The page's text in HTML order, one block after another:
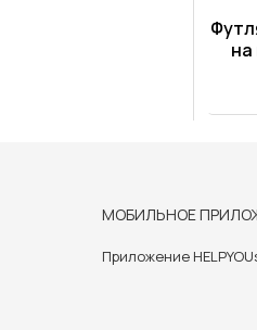
МОБИЛЬНОЕ
Приложение